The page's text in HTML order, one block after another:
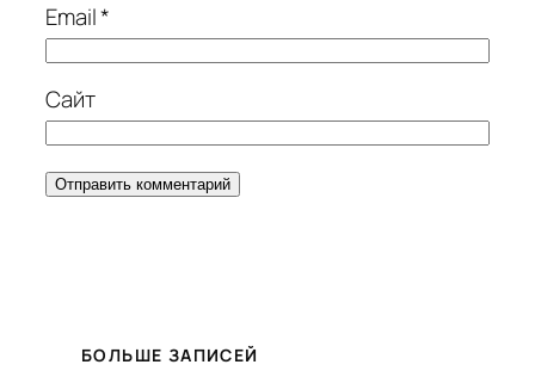
Email*
Сайт
БОЛЬШЕ ЗАПИСЕЙ